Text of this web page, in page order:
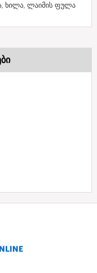
ხილა, ლაიმის ფულა